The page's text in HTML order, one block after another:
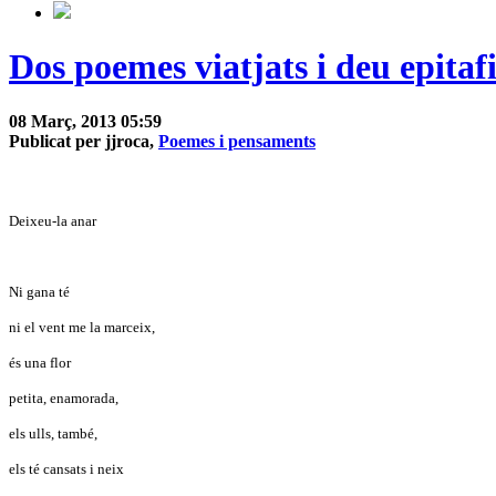
Dos poemes viatjats i deu
08 Març, 2013 05:59
Publicat per jjroca, Poemes i pensaments
Deixeu-la anar
Ni gana té
ni el vent me la marceix,
és una flor
petita, enamorada,
els ulls, també,
els té cansats i neix